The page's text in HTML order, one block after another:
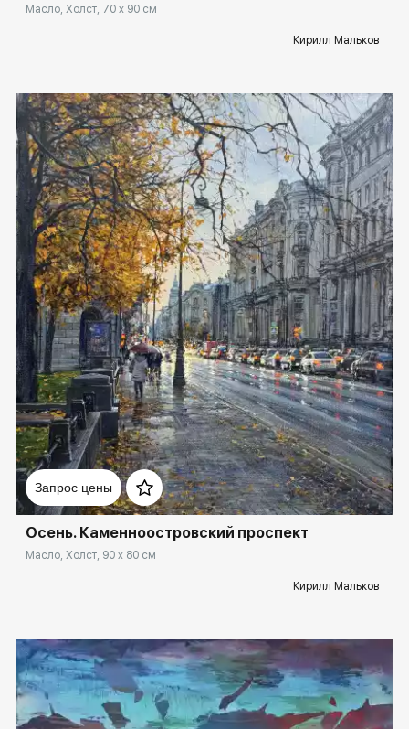
Масло, Холст, 70 x 90 см
Кирилл Мальков
Запрос цены
Домен: spb.rakovgallery.ru
Осень. Каменноостровский проспект
Масло, Холст, 90 x 80 см
Кирилл Мальков